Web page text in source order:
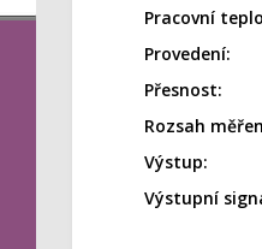
Pracovní
Provedení:
Přesnost:
Rozsah
Výstup:
Výstupní